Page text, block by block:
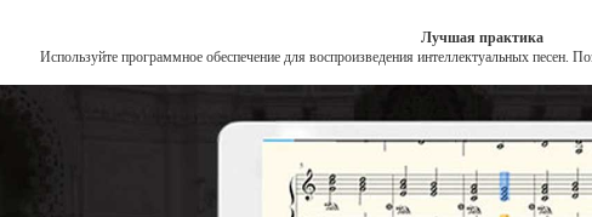
Лучшая практика
Используйте программное обеспечение для воспроизведения интеллектуальных песен.